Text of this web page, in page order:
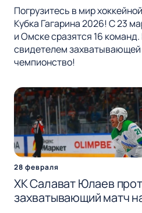
Погрузитесь в мир
Кубка Гагарина 2026! С 23
и Омске сразятся 16
свидетелем захватывающей
чемпионство!
28 февраля
ХК Салават Юлаев
захватывающий матч